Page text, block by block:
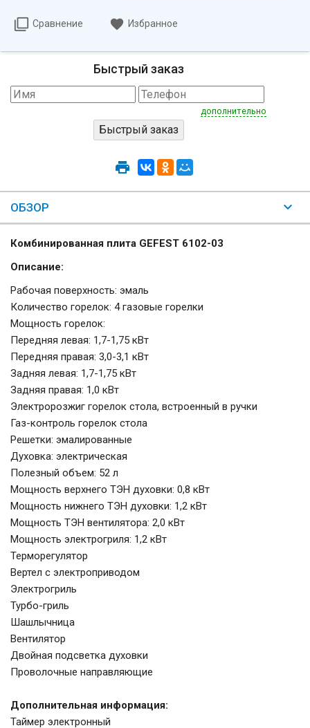
Сравнение Избранное
Быстрый заказ
дополнительно
ОБЗОР
Комбинированная плита GEFEST 6102-03
Описание:
Рабочая поверхность: эмаль
Количество горелок: 4 газовые горелки
Мощность горелок:
Передняя левая: 1,7-1,75 кВт
Передняя правая: 3,0-3,1 кВт
Задняя левая: 1,7-1,75 кВт
Задняя правая: 1,0 кВт
Электророзжиг горелок стола, встроенный в ручки
Газ-контроль горелок стола
Решетки: эмалированные
Духовка: электрическая
Полезный объем: 52 л
Мощность верхнего ТЭН духовки: 0,8 кВт
Мощность нижнего ТЭН духовки: 1,2 кВт
Мощность ТЭН вентилятора: 2,0 кВт
Мощность электрогриля: 1,2 кВт
Терморегулятор
Вертел с электроприводом
Электрогриль
Турбо-гриль
Шашлычница
Вентилятор
Двойная подсветка духовки
Проволочные направляющие
Дополнительная информация:
Таймер электронный